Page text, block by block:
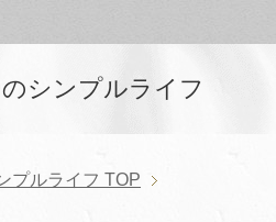
シンプルライフ
プルライフ TOP